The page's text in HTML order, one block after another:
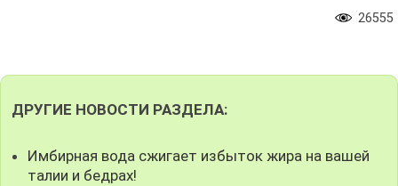
26555
ДРУГИЕ НОВОСТИ РАЗДЕЛА:
Имбирная вода сжигает избыток жира на вашей
талии и бедрах!